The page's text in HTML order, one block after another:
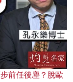
前任後塵？脫歐